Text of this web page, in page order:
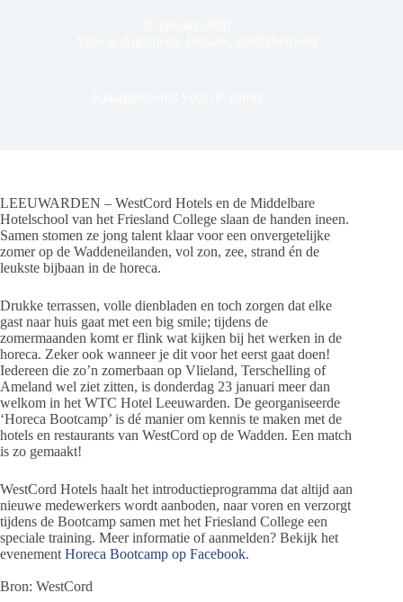
LEEUWARDEN – WestCord Hotels en de Middelbare
Hotelschool van het Friesland College slaan de handen ineen.
Samen stomen ze jong talent klaar voor een onvergetelijke
zomer op de Waddeneilanden, vol zon, zee, strand én de
leukste bijbaan in de horeca.
Drukke terrassen, volle dienbladen en toch zorgen dat elke
gast naar huis gaat met een big smile; tijdens de
zomermaanden komt er flink wat kijken bij het werken in de
horeca. Zeker ook wanneer je dit voor het eerst gaat doen!
Iedereen die zo’n zomerbaan op Vlieland, Terschelling of
Ameland wel ziet zitten, is donderdag 23 januari meer dan
welkom in het WTC Hotel Leeuwarden. De georganiseerde
‘Horeca Bootcamp’ is dé manier om kennis te maken met de
hotels en restaurants van WestCord op de Wadden. Een match
is zo gemaakt!
WestCord Hotels haalt het introductieprogramma dat altijd aan
nieuwe medewerkers wordt aanboden, naar voren en verzorgt
tijdens de Bootcamp samen met het Friesland College een
speciale training. Meer informatie of aanmelden? Bekijk het
evenement Horeca Bootcamp op Facebook.
Bron: WestCord